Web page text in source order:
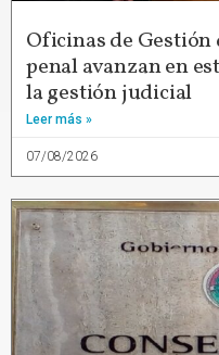
Oficinas de
penal avanzan en
la gestión judicial
Leer más »
07/08/2026